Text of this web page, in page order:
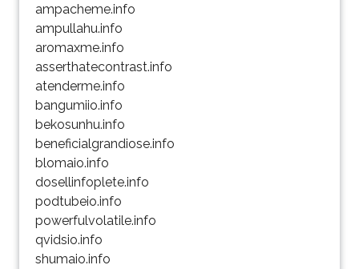
ampacheme.info
ampullahu.info
aromaxme.info
asserthatecontrast.info
atenderme.info
bangumiio.info
bekosunhu.info
beneficialgrandiose.info
blomaio.info
dosellinfoplete.info
podtubeio.info
powerfulvolatile.info
qvidsio.info
shumaio.info